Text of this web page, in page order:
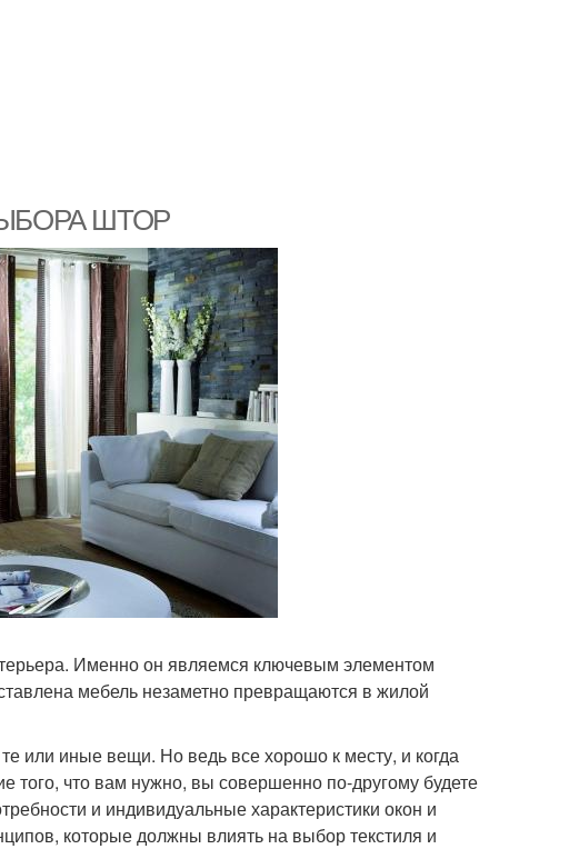
ШТОР
Именно он являемся ключевым элементом
мебель незаметно превращаются в жилой
или иные вещи. Но ведь все хорошо к месту, и когда
того, что вам нужно, вы совершенно по-другому будете
и индивидуальные характеристики окон и
которые должны влиять на выбор текстиля и